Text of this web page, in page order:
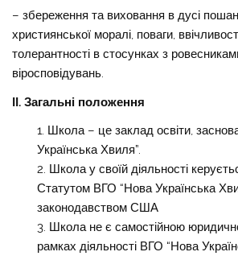
– збереження та виховання в дусі
християнської моралі, поваги,
толерантності в стосунках з
віросповідувань.
II. Загальні положення
Школа – це заклад освіти,
Українська Хвиля”.
Школа у своїй діяльності
Статутом ВГО “Нова Українська
законодавством США
Школа не є самостійною
рамках діяльності ВГО “Нова